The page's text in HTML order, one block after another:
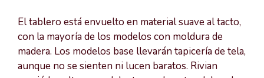
El tablero está envuelto en material suave al tacto,
con la mayoría de los modelos con moldura de
madera. Los modelos base llevarán tapicería de tela,
aunque no se sienten ni lucen baratos. Rivian